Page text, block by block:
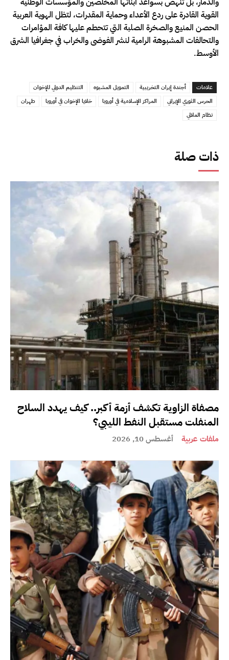
ذات صلة
مصفاة الزاوية تكشف أزمة أكبر.. كيف يهدد السلاح
المنفلت مستقبل النفط الليبي؟
ملفات عربية أغسطس 10, 2026
القوية القادرة على ردع الأعداء وحماية المقدرات، لتظل الهوية العربية
الحصن المنيع والصخرة الصلبة التي تتحطم عليها كافة المؤامرات
والتحالفات المشبوهة الرامية لنشر الفوضى والخراب في جغرافيا الشرق
الأوسط.
علامات أجندة إيران التخريبية التمويل المشبوه
التنظيم الدولي للإخوان
الحرس الثوري الإيراني
المراكز الإسلامية في أوروبا خلايا الإخوان في أوروبا
طهران
نظام الملالي